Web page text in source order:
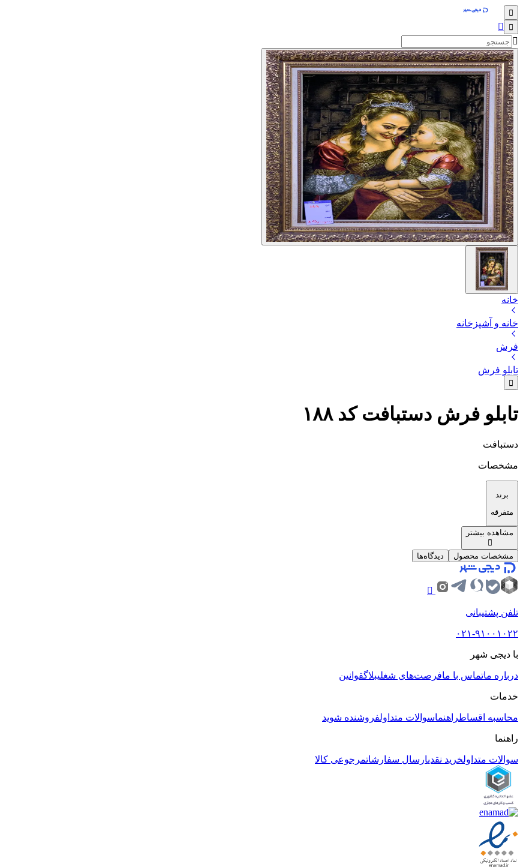
خانه
خانه و آشپزخانه
فرش
تابلو فرش
تابلو فرش دستبافت کد ۱۸۸
دستبافت
مشخصات
برند
متفرقه
مشاهده بیشتر
مشخصات محصول دیدگاه‌ها
تلفن پشتیبانی
۰۲۱-۹۱۰۰۱۰۲۲
با دیجی شهر
درباره ماتماس با مافرصت‌های شغلیبلاگقوانین
خدمات
محاسبه اقساطراهنماسوالات متداولفروشنده شوید
راهنما
سوالات متداولخرید نقدیارسال سفارشاتمرجوعی کالا